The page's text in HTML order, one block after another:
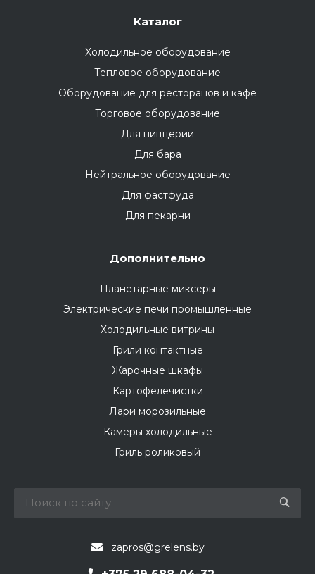
Каталог
Холодильное оборудование
Тепловое оборудование
Оборудование для ресторанов и кафе
Торговое оборудование
Для пиццерии
Для бара
Нейтральное оборудование
Для фастфуда
Для пекарни
Дополнительно
Планетарные миксеры
Электрические печи промышленные
Холодильные витрины
Грили контактные
Жарочные шкафы
Картофелечистки
Лари морозильные
Камеры холодильные
Гриль роликовый
zapros@grelens.by